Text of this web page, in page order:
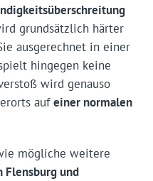
grundsätzlich härter
ausgerechnet in einer
hingegen keine
wird genauso
aufeiner normalen
mögliche weitere
Flensburg und